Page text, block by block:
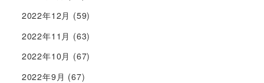
2022年12月 (59)
2022年11月 (63)
2022年10月 (67)
2022年9月 (67)